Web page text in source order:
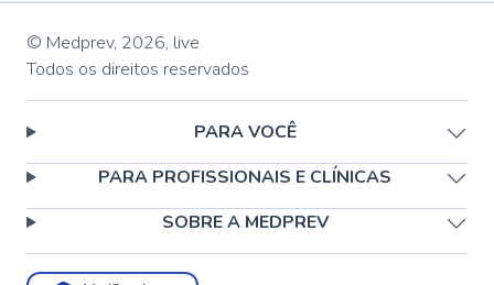
© Medprev, 2026, live
Todos os direitos reservados
PARA VOCÊ
PARA PROFISSIONAIS E CLÍNICAS
SOBRE A MEDPREV